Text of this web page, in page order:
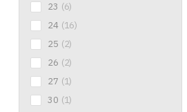
23 (6)
24 (16)
25 (2)
26 (2)
27 (1)
30 (1)